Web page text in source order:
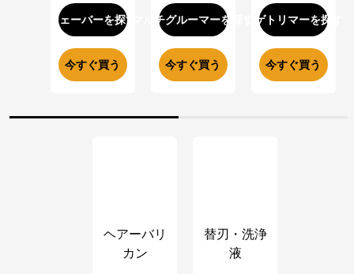
シェーバーを探す
今すぐ買う
マルチグルーマーを探す
今すぐ買う
ヒゲトリマーを探す
今すぐ買う
ヘアーバリ
カン
替刃・洗浄
液